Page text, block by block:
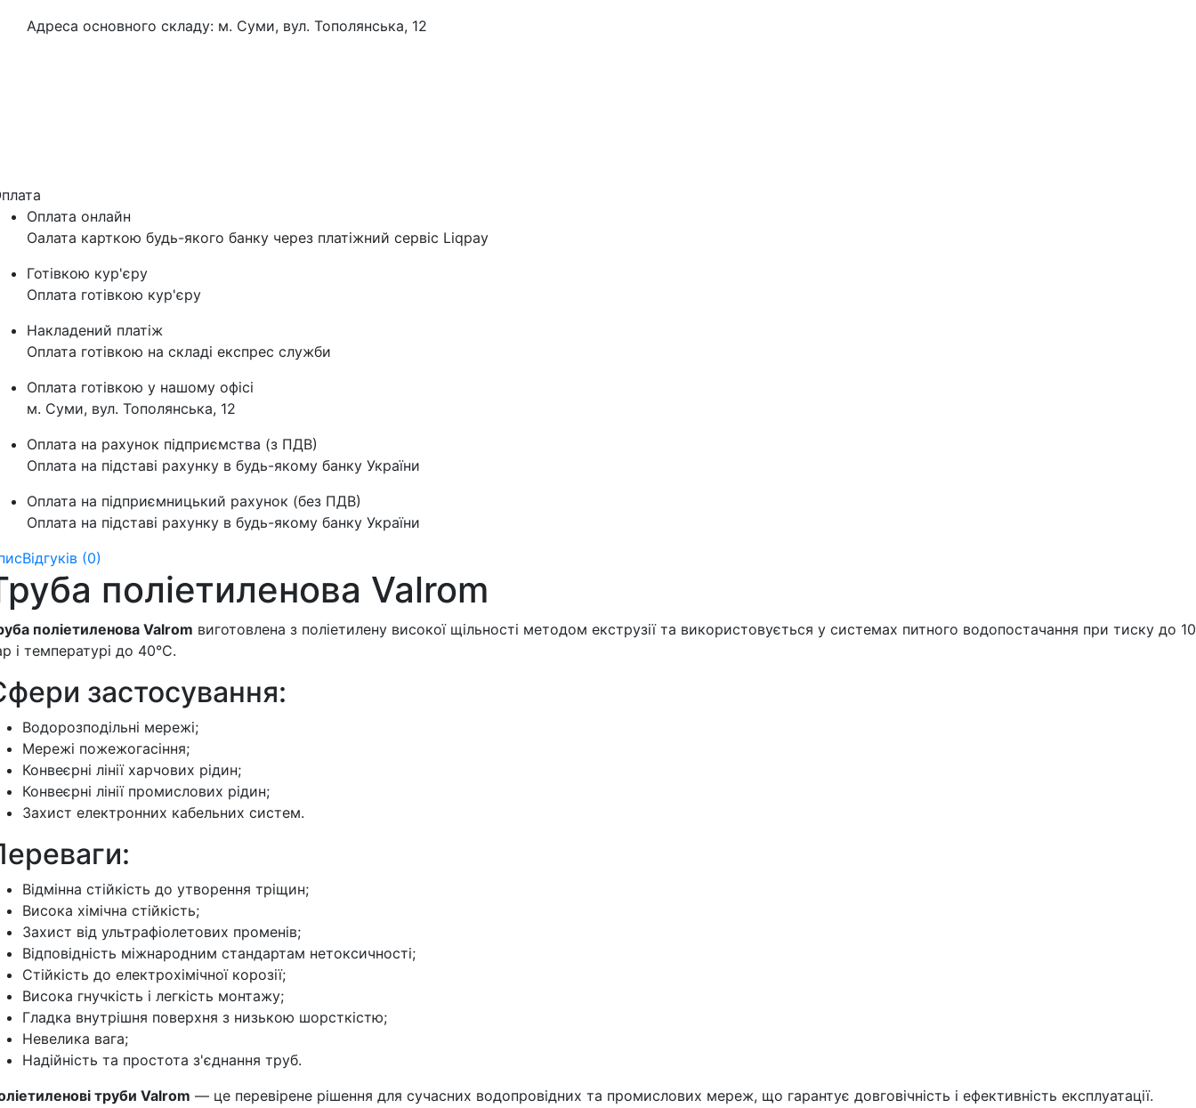
Адреса основного складу: м. Суми, вул. Тополянська, 12
Оплата онлайн
Оалата карткою будь-якого банку через платіжний сервіс Liqpay
Готівкою кур'єру
Оплата готівкою кур'єру
Накладений платіж
Оплата готівкою на складі експрес служби
Оплата готівкою у нашому офісі
м. Суми, вул. Тополянська, 12
Оплата на рахунок підприємства (з ПДВ)
Оплата на підставі рахунку в будь-якому банку України
Оплата на підприємницький рахунок (без ПДВ)
Оплата на підставі рахунку в будь-якому банку України
Відгуків (0)
поліетиленова Valrom
поліетиленова Valrom виготовлена з поліетилену високої щільності методом екструзії та використовується у системах питного водопостачання при тиску до 10
і температурі до 40°C.
застосування:
Водорозподільні мережі;
Мережі пожежогасіння;
Конвеєрні лінії харчових рідин;
Конвеєрні лінії промислових рідин;
Захист електронних кабельних систем.
Відмінна стійкість до утворення тріщин;
Висока хімічна стійкість;
Захист від ультрафіолетових променів;
Відповідність міжнародним стандартам нетоксичності;
Стійкість до електрохімічної корозії;
Висока гнучкість і легкість монтажу;
Гладка внутрішня поверхня з низькою шорсткістю;
Невелика вага;
Надійність та простота з'єднання труб.
труби Valrom — це перевірене рішення для сучасних водопровідних та промислових мереж, що гарантує довговічність і ефективність експлуатації.